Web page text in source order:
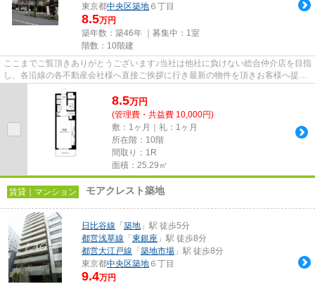
東京都中央区築地 ６丁目
8.5万円
築年数：築46年 ｜募集中： 1室
階数：10階建
ここまでご覧頂きありがとうございます♪当社は他社に負けない総合仲介店を目指
し、各沿線の各不動産会社様へ直接ご挨拶に行き最新の物件を頂きお客様へ提供
しております！最新の情報は...
8.5万円
(管理費・共益費 10,000円)
敷：1ヶ月｜礼：1ヶ月
所在階：10階
間取り：1R
面積：25.29㎡
賃貸｜マンション モアクレスト築地
日比谷線 「 築地 」駅 徒歩5分
都営浅草線 「 東銀座 」駅 徒歩8分
都営大江戸線 「 築地市場 」駅 徒歩8分
東京都中央区築地 ６丁目
9.4万円